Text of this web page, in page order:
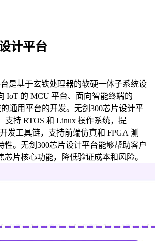
计平台
是基于玄铁处理器的软硬一体子系统设
IoT 的 MCU 平台、面向智能终端的
通用平台的开发。无剑300芯片设计平
支持 RTOS 和 Linux 操作系统，提
发工具链，支持前端仿真和 FPGA 测
性。无剑300芯片设计平台能够帮助客户
芯片核心功能，降低验证成本和风险。